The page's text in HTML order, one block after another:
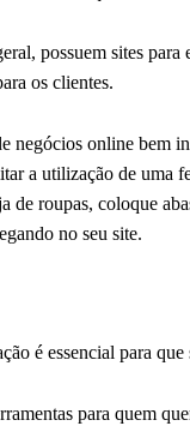
possuem sites
os clientes.
negócios online bem
a utilização de uma
de roupas, coloque
no seu site.
é essencial para
para quem